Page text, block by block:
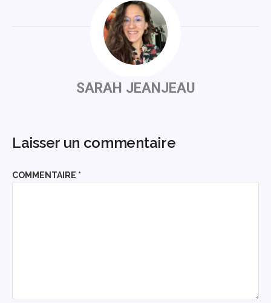
SARAH JEANJEAU
Laisser un commentaire
COMMENTAIRE *